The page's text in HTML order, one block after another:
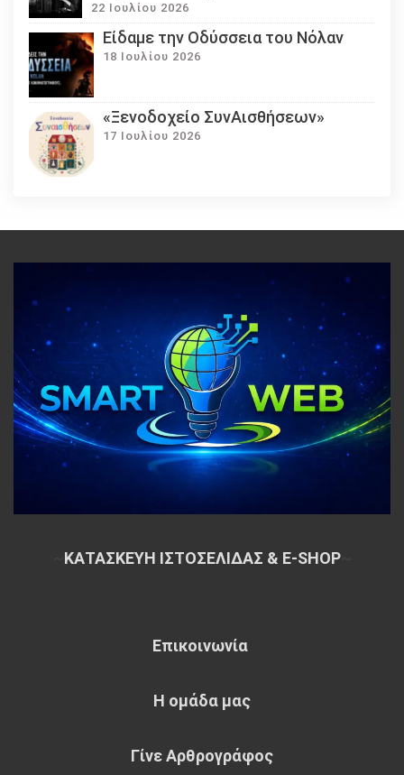
22 Ιουλίου 2026
Eίδαμε την Οδύσσεια του Νόλαν
18 Ιουλίου 2026
«Ξενοδοχείο ΣυνΑισθήσεων»
17 Ιουλίου 2026
ΚΑΤΑΣΚΕΥΗ ΙΣΤΟΣΕΛΙΔΑΣ & E-SHOP~
Επικοινωνία
Η ομάδα μας
Γίνε Αρθρογράφος